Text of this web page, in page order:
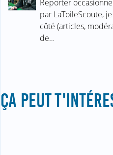
Reporter
par LaToileScoute,
côté (articles,
de…
ÇA PEUT